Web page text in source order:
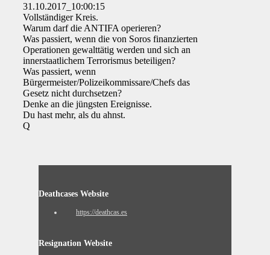
31.10.2017_10:00:15
Vollständiger Kreis.
Warum darf die ANTIFA operieren?
Was passiert, wenn die von Soros finanzierten
Operationen gewalttätig werden und sich an
innerstaatlichem Terrorismus beteiligen?
Was passiert, wenn
Bürgermeister/Polizeikommissare/Chefs das
Gesetz nicht durchsetzen?
Denke an die jüngsten Ereignisse.
Du hast mehr, als du ahnst.
Q
Deathcases Website
https://deathcas.es
Resignation Website